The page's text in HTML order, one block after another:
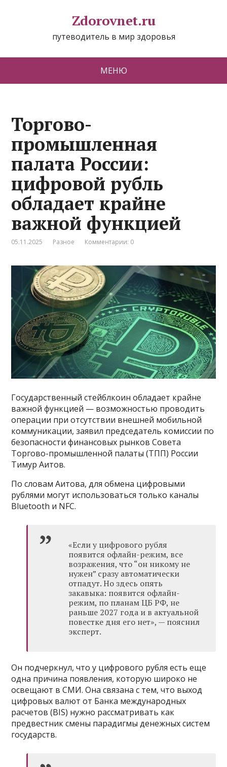
Zdorovnet.ru
путеводитель в мир здоровья
МЕНЮ
Торгово-
промышленная
палата России:
цифровой рубль
обладает крайне
важной функцией
05.11.2025 Разное Комментарии: 0
Государственный стейблкоин обладает крайне
важной функцией — возможностью проводить
операции при отсутствии внешней мобильной
коммуникации, заявил председатель комиссии по
безопасности финансовых рынков Совета
Торгово-промышленной палаты (ТПП) России
Тимур Аитов.
По словам Аитова, для обмена цифровыми
рублями могут использоваться только каналы
Bluetooth и NFC.
«Если у цифрового рубля
появится офлайн-режим, все
возражения, что “он никому не
нужен” сразу автоматически
отпадут. Но здесь опять
закавыка: появится офлайн-
режим, по планам ЦБ РФ, не
раньше 2027 года и в актуальной
повестке дня его нет», — пояснил
эксперт.
Он подчеркнул, что у цифрового рубля есть еще
одна причина появления, которую широко не
освещают в СМИ. Она связана с тем, что выход
цифровых валют от Банка международных
расчетов (BIS) нужно рассматривать как
предвестник смены парадигмы денежных систем
государств.